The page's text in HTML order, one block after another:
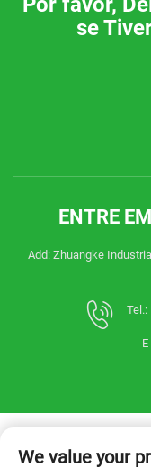
se
ENTRE
Add: Zhuangke
Tel.:
We value your